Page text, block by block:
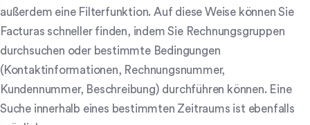
außerdem eine Filterfunktion. Auf diese Weise können Sie
Facturas schneller finden, indem Sie Rechnungsgruppen
durchsuchen oder bestimmte Bedingungen
(Kontaktinformationen, Rechnungsnummer,
Kundennummer, Beschreibung) durchführen können. Eine
Suche innerhalb eines bestimmten Zeitraums ist ebenfalls